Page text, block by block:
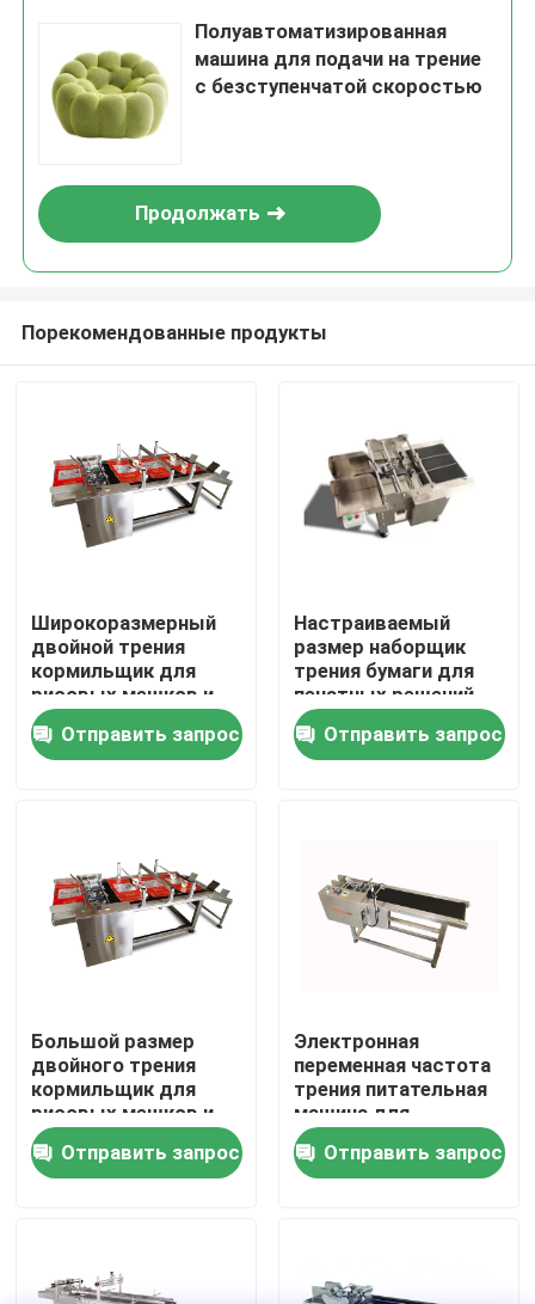
Домой
Продукты
Видеозаписи
Экскурсия по заводу
Свяжитесь с нами
Новости
Запросите цитату
Полуавтоматизированная
машина для подачи на трение
с безступенчатой скоростью
Продолжать
Порекомендованные продукты
Широкоразмерный
двойной трения
кормильщик для
рисовых мешков и
зерновых мешков в
больших размерах
Отправить запрос
Настраиваемый
размер наборщик
трения бумаги для
печатных решений
Отправить запрос
Большой размер
двойного трения
кормильщик для
рисовых мешков и
зерновых мешков
Отправить запрос
Электронная
переменная частота
трения питательная
машина для
кодирования
струйный принтер
Отправить запрос